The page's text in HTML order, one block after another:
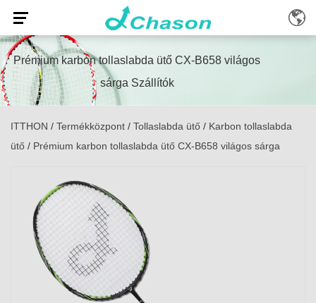
Prémium karbon tollaslabda ütő CX-B658 világos
sárga Szállítók
ITTHON / Termékközpont / Tollaslabda ütő / Karbon tollaslabda
ütő / Prémium karbon tollaslabda ütő CX-B658 világos sárga